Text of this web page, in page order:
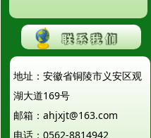
地址：安徽省铜陵市义安区观
湖大道169号
邮箱：ahjxjt@163.com
电话：0562-8814942